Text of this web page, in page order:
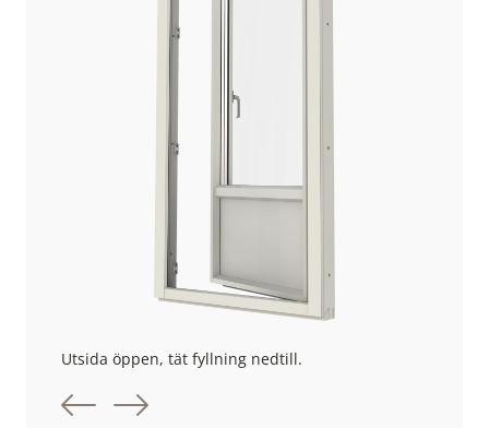
Föregående bild
Nästa bild
Utsida öppen, tät fyllning nedtill.